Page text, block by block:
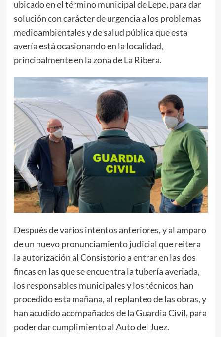
ubicado en el término municipal de Lepe, para dar
solución con carácter de urgencia a los problemas
medioambientales y de salud pública que esta
avería está ocasionando en la localidad,
principalmente en la zona de La Ribera.
Después de varios intentos anteriores, y al amparo
de un nuevo pronunciamiento judicial que reitera
la autorización al Consistorio a entrar en las dos
fincas en las que se encuentra la tubería averiada,
los responsables municipales y los técnicos han
procedido esta mañana, al replanteo de las obras, y
han acudido acompañados de la Guardia Civil, para
poder dar cumplimiento al Auto del Juez.